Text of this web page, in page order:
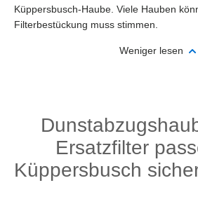
Küppersbusch-Haube. Viele Hauben
Filterbestückung muss stimmen.
Weniger lesen
Ersatzfilter
Küppersbusch